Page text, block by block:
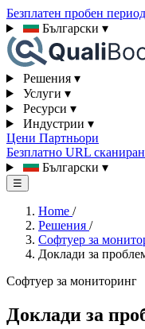
Безплатен пробен период
Български ▾
Решения ▾
Услуги ▾
Ресурси ▾
Индустрии ▾
Цени Партньори
Безплатно URL
Български ▾
☰
Home /
Решения /
Софтуер за
Доклади за
Софтуер за мониторинг
Доклади за